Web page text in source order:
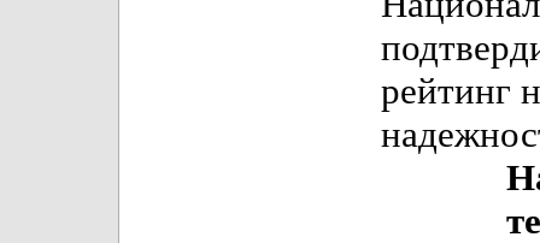
рейтинг
Нас